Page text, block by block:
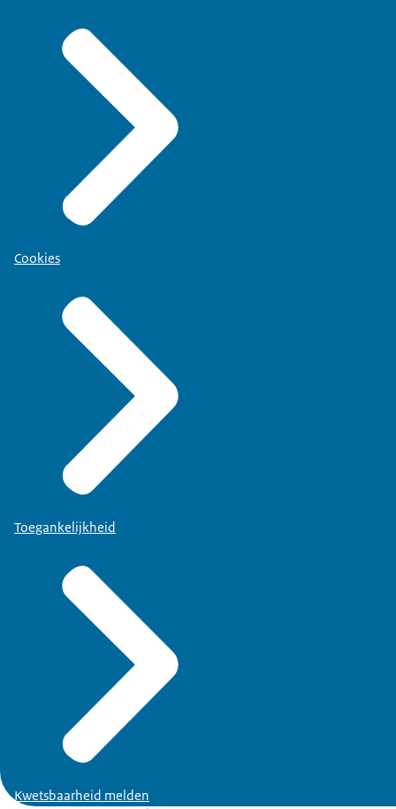
Cookies
Toegankelijkheid
Kwetsbaarheid melden